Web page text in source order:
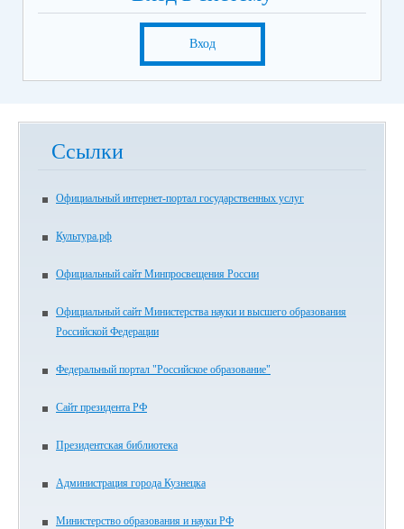
Вход
Ссылки
Официальный интернет-портал государственных услуг
Культура.рф
Официальный сайт Минпросвещения России
Официальный сайт Министерства науки и высшего образования
Российской Федерации
Федеральный портал "Российское образование"
Сайт президента РФ
Президентская библиотека
Администрация города Кузнецка
Министерство образования и науки РФ